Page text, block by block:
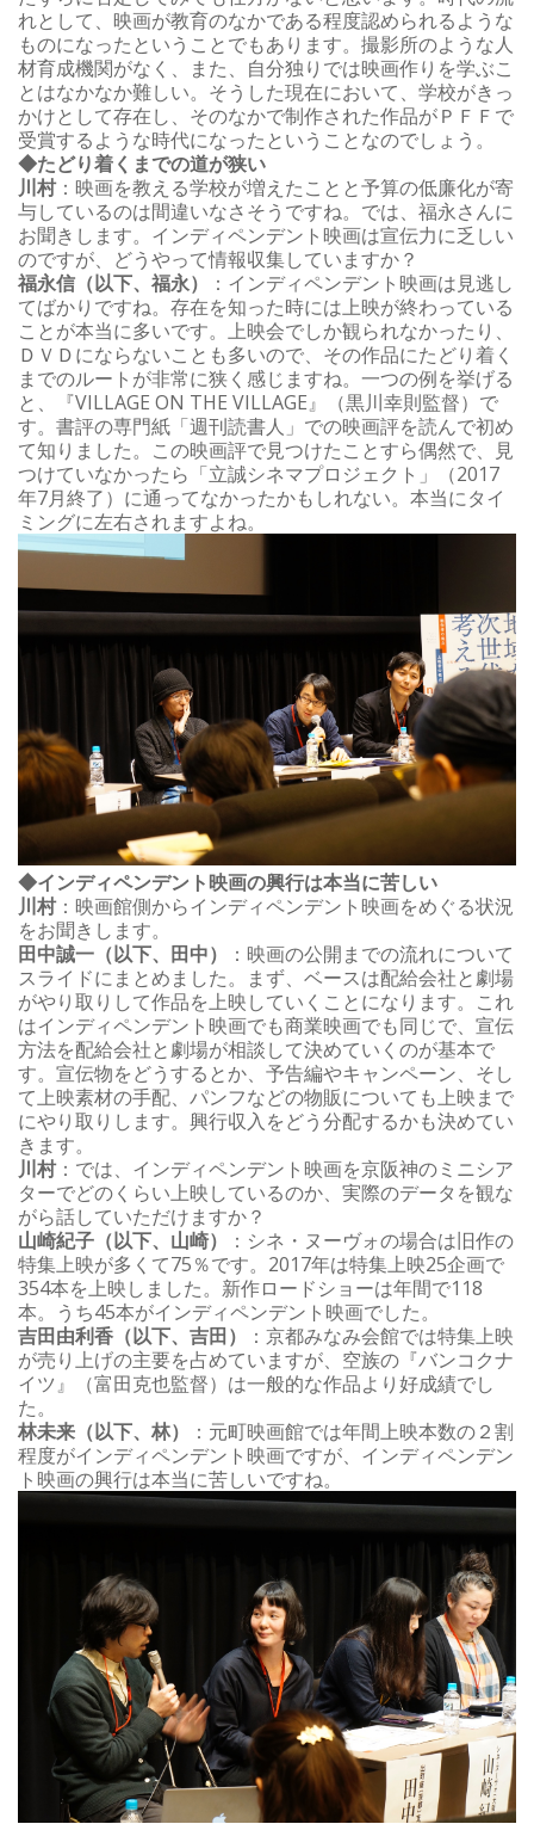
れとして、映画が教育のなかである程度認められるような
ものになったということでもあります。撮影所のような人
材育成機関がなく、また、自分独りでは映画作りを学ぶこ
とはなかなか難しい。そうした現在において、学校がきっ
かけとして存在し、そのなかで制作された作品がＰＦＦで
受賞するような時代になったということなのでしょう。
◆たどり着くまでの道が狭い
川村：映画を教える学校が増えたことと予算の低廉化が寄
与しているのは間違いなさそうですね。では、福永さんに
お聞きします。インディペンデント映画は宣伝力に乏しい
のですが、どうやって情報収集していますか？
福永信（以下、福永）
：インディペンデント映画は見逃し
てばかりですね。存在を知った時には上映が終わっている
ことが本当に多いです。上映会でしか観られなかったり、
ＤＶＤにならないことも多いので、その作品にたどり着く
までのルートが非常に狭く感じますね。一つの例を挙げる
と、『VILLAGE ON THE VILLAGE』（黒川幸則監督）で
す。書評の専門紙「週刊読書人」での映画評を読んで初め
て知りました。この映画評で見つけたことすら偶然で、見
つけていなかったら「立誠シネマプロジェクト」（2017
年7月終了）に通ってなかったかもしれない。本当にタイ
ミングに左右されますよね。
◆インディペンデント映画の興行は本当に苦しい
川村：映画館側からインディペンデント映画をめぐる状況
をお聞きします。
田中誠一（以下、田中）
：映画の公開までの流れについて
スライドにまとめました。まず、ベースは配給会社と劇場
がやり取りして作品を上映していくことになります。これ
はインディペンデント映画でも商業映画でも同じで、宣伝
方法を配給会社と劇場が相談して決めていくのが基本で
す。宣伝物をどうするとか、予告編やキャンペーン、そし
て上映素材の手配、パンフなどの物販についても上映まで
にやり取りします。興行収入をどう分配するかも決めてい
きます。
川村：では、インディペンデント映画を京阪神のミニシア
ターでどのくらい上映しているのか、実際のデータを観な
がら話していただけますか？
山崎紀子（以下、山崎）
：シネ・ヌーヴォの場合は旧作の
特集上映が多くて75％です。2017年は特集上映25企画で
354本を上映しました。新作ロードショーは年間で118
本。うち45本がインディペンデント映画でした。
吉田由利香（以下、吉田）
：京都みなみ会館では特集上映
が売り上げの主要を占めていますが、空族の『バンコクナ
イツ』（富田克也監督）は一般的な作品より好成績でし
た。
林未来（以下、林）
：元町映画館では年間上映本数の２割
程度がインディペンデント映画ですが、インディペンデン
ト映画の興行は本当に苦しいですね。